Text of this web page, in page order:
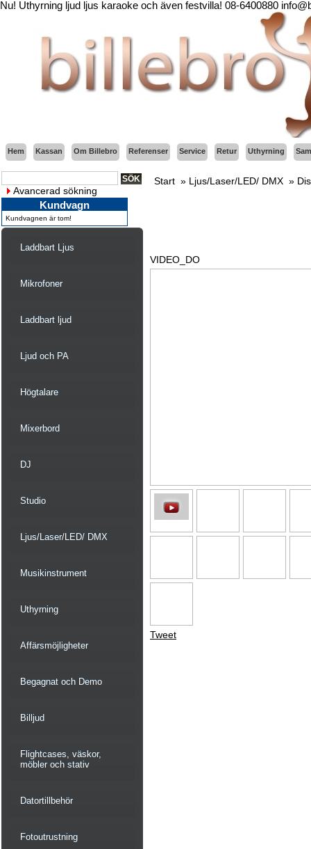
Nu! Uthyrning ljud ljus karaoke och även festvilla! 08-6400880
Hem Kassan Om Billebro Referenser Service Retur Uthyrning
Avancerad sökning
Kundvagn
Kundvagnen är tom!
Laddbart Ljus
Mikrofoner
Laddbart ljud
Ljud och PA
Högtalare
Mixerbord
DJ
Studio
Ljus/Laser/LED/ DMX
Musikinstrument
Uthyrning
Affärsmöjligheter
Begagnat och Demo
Billjud
Flightcases, väskor,
möbler och stativ
Datortillbehör
Fotoutrustning
Start » Ljus/Laser/LED/ DMX »
VIDEO_DO
Tweet